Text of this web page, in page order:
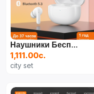
Наушники Беспроводные С Микрофоном, Bluetooth, USB Type-C, Белый
1,111.00с.
city set